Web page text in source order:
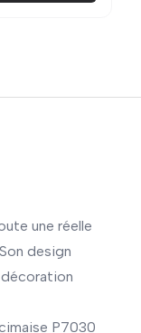
une réelle
design
P7030